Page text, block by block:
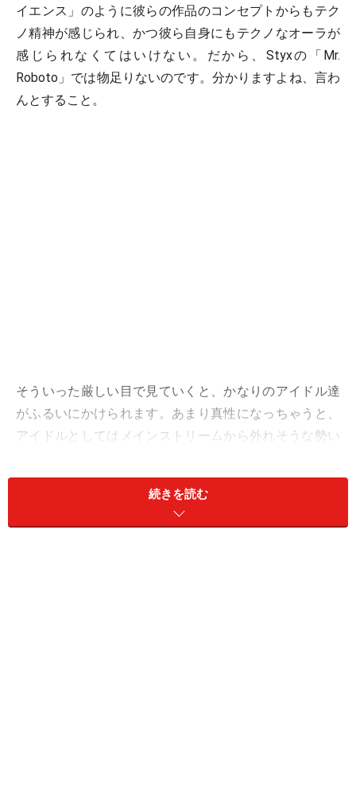
イエンス」のように彼らの作品のコンセプトからもテク
ノ精神が感じられ、かつ彼ら自身にもテクノなオーラが
感じられなくてはいけない。だから、Styxの「Mr.
Roboto」では物足りないのです。分かりますよね、言わ
んとすること。
そういった厳しい目で見ていくと、かなりのアイドル達
がふるいにかけられます。あまり真性になっちゃうと、
アイドルとしてはメインストリームから外れそうな勢い
について。
続きを読む